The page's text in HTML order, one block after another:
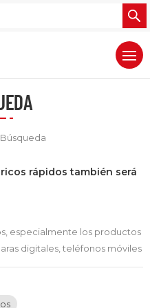
Búsqueda
rápidos también será
especialmente los productos
digitales, teléfonos móviles
en el trabajo y la vida de las
también utilizan
Sin embargo, la